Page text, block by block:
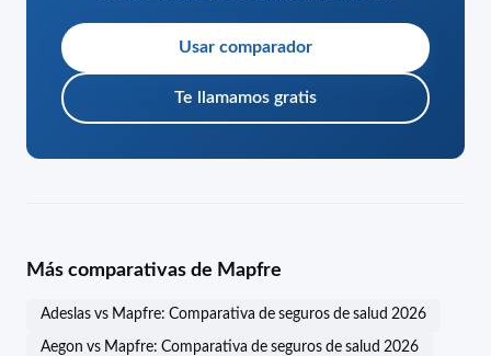
Usar comparador
Te llamamos gratis
Más comparativas de Mapfre
Adeslas vs Mapfre: Comparativa de seguros de salud 2026
Aegon vs Mapfre: Comparativa de seguros de salud 2026